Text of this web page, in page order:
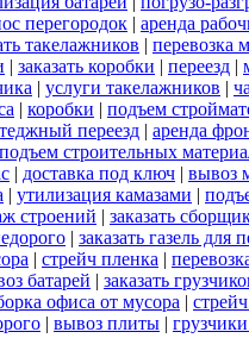
перегородок | аренда
такелажников | перевозка
| заказать коробки | переезд |
| услуги такелажников |
| коробки | подъем
переезд | аренда
подъем строительных
| доставка под ключ | вывоз
| утилизация камазами |
строений | заказать
| заказать газель
| стрейч пленка |
батарей | заказать
офиса от мусора |
| вывоз плиты |